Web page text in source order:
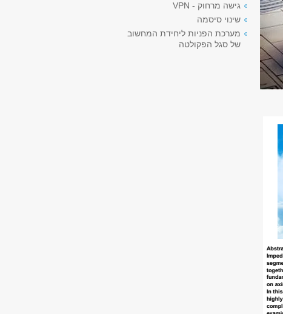
גישה מרחוק - VPN
שינוי סיסמה
מערכת הפניות ליחידת המחשוב
של סגל הפקולטה